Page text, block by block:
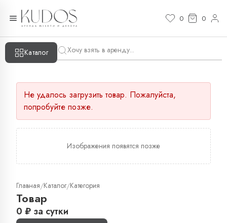
0 0
Каталог
Не удалось загрузить товар. Пожалуйста,
попробуйте позже.
Изображения появятся позже
Главная/Каталог/Категория
Товар
0 ₽ за сутки